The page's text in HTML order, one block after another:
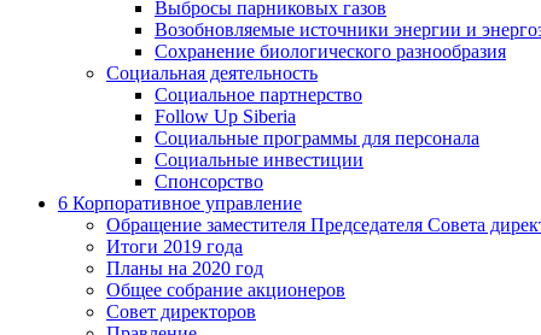
Выбросы парниковых газов
Возобновляемые источники энергии и
Сохранение биологического разнообразия
Социальная деятельность
Социальное партнерство
Follow Up Siberia
Социальные программы для персонала
Социальные инвестиции
Спонсорство
6 Корпоративное управление
Обращение заместителя Председателя Совета
Итоги 2019 года
Планы на 2020 год
Общее собрание акционеров
Совет директоров